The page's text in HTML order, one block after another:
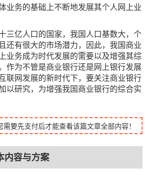
业务的基础上不断地发展其个人网上业
三亿人口的国家，我国人口基数大，个
还有很大的市场潜力，因此，我国商业
业务成为时代发展的需要以及增强其综
作为不管是商业银行还是网上银行发展
联网发展的新时代下，要关注商业银行
以研究，为增强我国商业银行的综合实
要先支付后才能查看该篇文章全部内容！
内容与方案